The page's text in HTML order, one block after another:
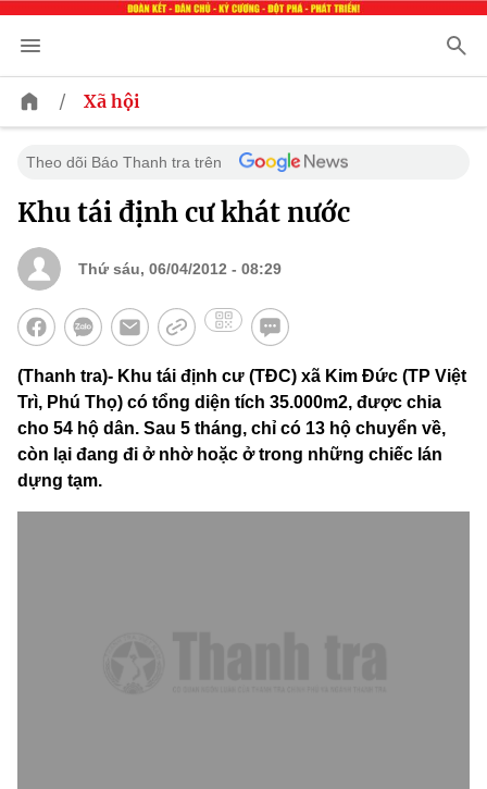
/ Xã hội
Theo dõi Báo Thanh tra trên
Khu tái định cư khát nước
Thứ sáu, 06/04/2012 - 08:29
(Thanh tra)- Khu tái định cư (TĐC) xã Kim Đức (TP Việt
Trì, Phú Thọ) có tổng diện tích 35.000m2, được chia
cho 54 hộ dân. Sau 5 tháng, chỉ có 13 hộ chuyển về,
còn lại đang đi ở nhờ hoặc ở trong những chiếc lán
dựng tạm.